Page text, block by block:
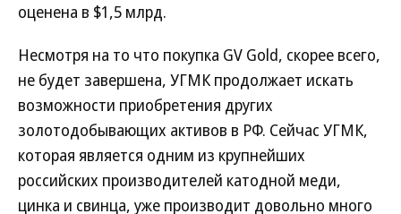
оценена в $1,5 млрд.
Несмотря на то что покупка GV Gold, скорее всего,
не будет завершена, УГМК продолжает искать
возможности приобретения других
золотодобывающих активов в РФ. Сейчас УГМК,
которая является одним из крупнейших
российских производителей катодной меди,
цинка и свинца, уже производит довольно много